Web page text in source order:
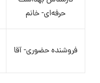
حرفه‌ای- خانم
فروشنده حضوری- آقا